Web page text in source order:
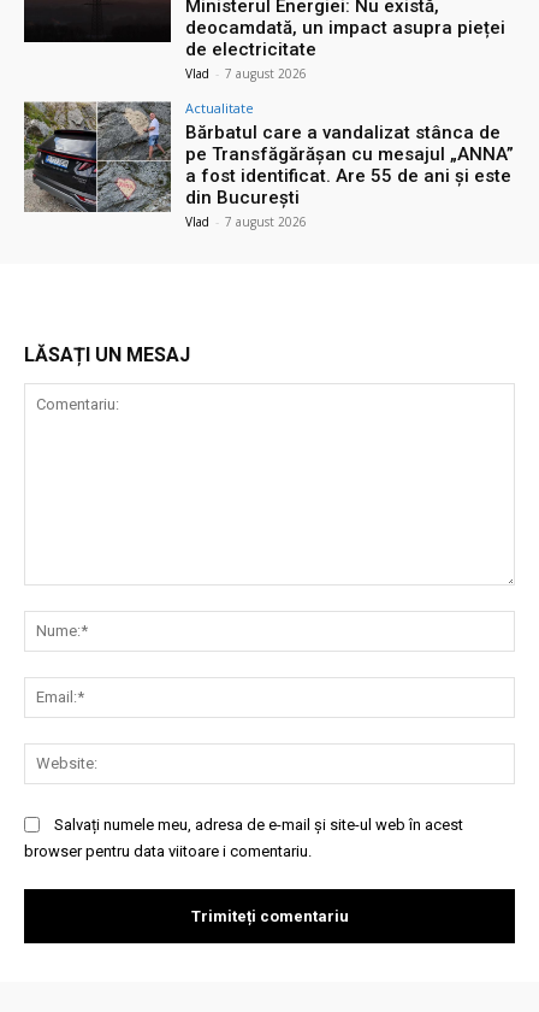
Ministerul Energiei: Nu există,
deocamdată, un impact asupra pieței
de electricitate
Vlad - 7 august 2026
Actualitate
Bărbatul care a vandalizat stânca de
pe Transfăgărășan cu mesajul „ANNA”
a fost identificat. Are 55 de ani și este
din București
Vlad - 7 august 2026
LĂSAȚI UN MESAJ
Salvați numele meu, adresa de e-mail și site-ul web în acest
browser pentru data viitoare i comentariu.